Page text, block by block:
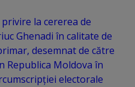
privire la cererea de
Ghenadi în calitate de
desemnat de către
Republica Moldova în
electorale